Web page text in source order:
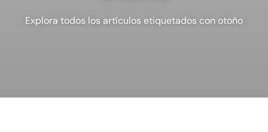
Explora todos los artículos etiquetados con otoño